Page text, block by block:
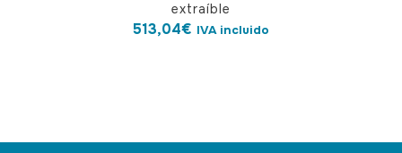
extraíble
513,04€ IVA incluido